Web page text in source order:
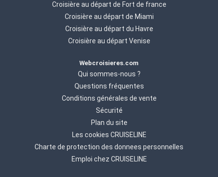
Croisière au départ de Fort de france
Croisière au départ de Miami
Croisière au départ du Havre
Croisière au départ Venise
Webcroisieres.com
Qui sommes-nous ?
Questions fréquentes
Conditions générales de vente
Sécurité
Plan du site
Les cookies CRUISELINE
Charte de protection des donnees personnelles
Emploi chez CRUISELINE